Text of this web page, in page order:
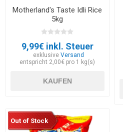
Motherland's Taste Idli Rice
5kg
9,99€ inkl. Steuer
exklusiveVersand
entspricht 2,00€ pro 1 kg(s)
KAUFEN
Out of Stock